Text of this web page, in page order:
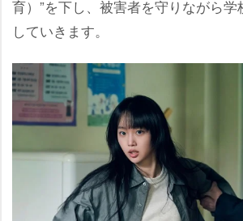
育）”を下し、被害者を守りながら
していきます。